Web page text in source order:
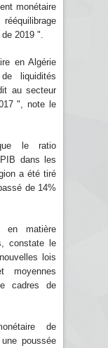
monétaire
2019 ".
en Algérie
liquidités
au secteur
", note le
le ratio
dans les
a été tiré
de 14%
en matière
constate le
lois
cadres de
de
poussée